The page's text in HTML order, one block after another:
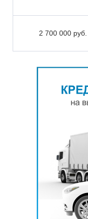
2 700 000 руб.